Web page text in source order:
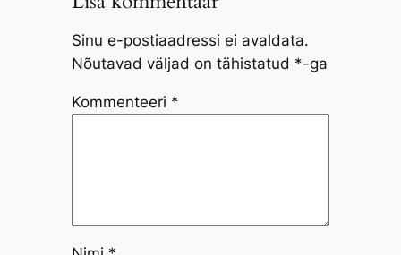
Sinu e-postiaadressi ei avaldata.
Nõutavad väljad on tähistatud *-ga
Kommenteeri *